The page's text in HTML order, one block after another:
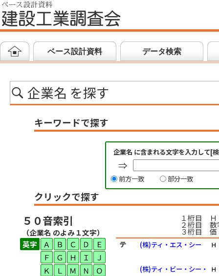
ベース設計資料 データ検索
企業名 を探す
キーワードで探す
企業名 に含まれる文字を入力して[
⇒
前方一致 部分一致
クリックで探す
５０音索引
（企業名 のよみ１文字）
英字
Ａ Ｂ Ｃ Ｄ
Ｅ
Ｆ
Ｇ Ｈ Ｉ
Ｊ
Ｋ
Ｌ Ｍ Ｎ
Ｏ
１桁目 Ｈ
２桁目 数
３桁目 価
テ
(株)ティ・エス・シー Ｈ
(株)ティ・ビー・シー・
Ｈ